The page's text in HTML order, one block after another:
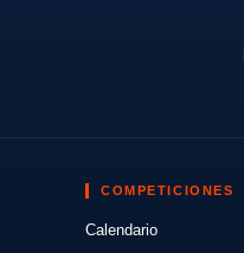
COMPETICIONES
Calendario